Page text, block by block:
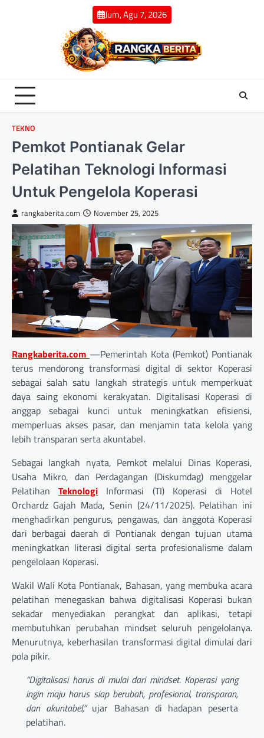
Jum, Agu 7, 2026
TEKNO
Pemkot Pontianak Gelar
Pelatihan Teknologi Informasi
Untuk Pengelola Koperasi
rangkaberita.com November 25, 2025
Rangkaberita.com —Pemerintah Kota (Pemkot) Pontianak
terus mendorong transformasi digital di sektor Koperasi
sebagai salah satu langkah strategis untuk memperkuat
daya saing ekonomi kerakyatan. Digitalisasi Koperasi di
anggap sebagai kunci untuk meningkatkan efisiensi,
memperluas akses pasar, dan menjamin tata kelola yang
lebih transparan serta akuntabel.
Sebagai langkah nyata, Pemkot melalui Dinas Koperasi,
Usaha Mikro, dan Perdagangan (Diskumdag) menggelar
PelatihanTeknologi Informasi (TI) Koperasi di Hotel
Orchardz Gajah Mada, Senin (24/11/2025). Pelatihan ini
menghadirkan pengurus, pengawas, dan anggota Koperasi
dari berbagai daerah di Pontianak dengan tujuan utama
meningkatkan literasi digital serta profesionalisme dalam
pengelolaan Koperasi.
Wakil Wali Kota Pontianak, Bahasan, yang membuka acara
pelatihan menegaskan bahwa digitalisasi Koperasi bukan
sekadar menyediakan perangkat dan aplikasi, tetapi
membutuhkan perubahan mindset seluruh pengelolanya.
Menurutnya, keberhasilan transformasi digital dimulai dari
pola pikir.
“Digitalisasi harus di mulai dari mindset. Koperasi yang
ingin maju harus siap berubah, profesional, transparan,
dan akuntabel,”ujar Bahasan di hadapan peserta
pelatihan.